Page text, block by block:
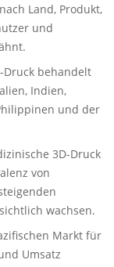
Land, Produkt,
und
behandelt
Indien,
und der
3D-Druck
von
wachsen.
Markt für
Umsatz